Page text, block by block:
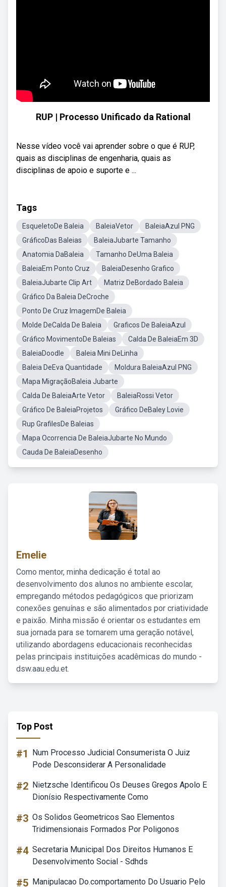
RUP | Processo Unificado da Rational
Nesse vídeo você vai aprender sobre o que é RUP,
quais as disciplinas de engenharia, quais as
disciplinas de apoio e suporte e ...
Tags
EsqueletoDe Baleia BaleiaVetor
BaleiaAzul PNG
GráficoDas Baleias
BaleiaJubarte Tamanho
Anatomia DaBaleia
Tamanho DeUma Baleia
BaleiaEm Ponto Cruz
BaleiaDesenho Grafico
BaleiaJubarte Clip Art
Matriz DeBordado Baleia
Gráfico Da Baleia DeCroche
Ponto De Cruz ImagemDe Baleia
Molde DeCalda De Baleia
Graficos De BaleiaAzul
Gráfico MovimentoDe Baleias
Calda De BaleiaEm 3D
BaleiaDoodle
Baleia Mini DeLinha
Baleia DeEva Quantidade
Moldura BaleiaAzul PNG
Mapa MigraçãoBaleia Jubarte
Calda De BaleiaArte Vetor
BaleiaRossi Vetor
Gráfico De BaleiaProjetos
Gráfico DeBaley Lovie
Rup GrafilesDe Baleias
Mapa Ocorrencia De BaleiaJubarte No Mundo
Cauda De BaleiaDesenho
Emelie
Como mentor, minha dedicação é total ao
desenvolvimento dos alunos no ambiente escolar,
empregando métodos pedagógicos que priorizam
conexões genuínas e são alimentados por criatividade
e paixão. Minha missão é orientar os estudantes em
sua jornada para se tornarem uma geração notável,
utilizando abordagens educacionais reconhecidas
pelas principais instituições acadêmicas do mundo -
dsw.aau.edu.et.
Top Post
#1
Num Processo Judicial Consumerista O Juiz
Pode Desconsiderar A Personalidade
#2 Nietzsche Identificou Os Deuses Gregos Apolo E
Dionísio Respectivamente Como
#3 Os Solidos Geometricos Sao Elementos
Tridimensionais Formados Por Poligonos
#4 Secretaria Municipal Dos Direitos Humanos E
Desenvolvimento Social - Sdhds
#5 Manipulacao Do.comportamento Do Usuario Pelo